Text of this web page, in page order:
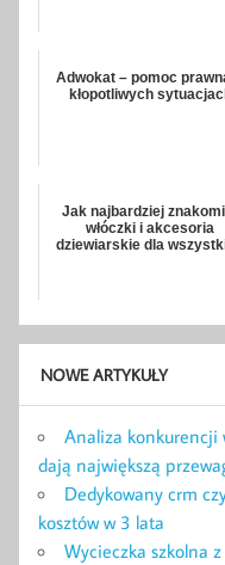
Adwokat – pomoc
kłopotliwych
Jak najbardziej
włóczki i akcesoria
dziewiarskie dla
NOWE ARTYKUŁY
Analiza konkurencji
dają największą
Dedykowany crm
kosztów w 3 lata
Wycieczka szkolna